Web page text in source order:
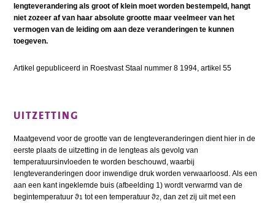
lengteverandering als groot of klein moet worden bestempeld, hangt
niet zozeer af van haar absolute grootte maar veelmeer van het
vermogen van de leiding om aan deze veranderingen te kunnen
toegeven.
Artikel gepubliceerd in Roestvast Staal nummer 8 1994, artikel 55
UITZETTING
Maatgevend voor de grootte van de lengteveranderingen dient hier in de
eerste plaats de uitzetting in de lengteas als gevolg van
temperatuursinvloeden te worden beschouwd, waarbij
lengteveranderingen door inwendige druk worden verwaarloosd. Als een
aan een kant ingeklemde buis (afbeelding 1) wordt verwarmd van de
begintemperatuur ϑ1 tot een temperatuur ϑ2, dan zet zij uit met een